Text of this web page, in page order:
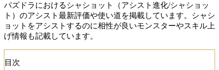
パズドラにおけるシャショット（アシスト進化/シャショッ
ト）のアシスト最新評価や使い道を掲載しています。シャシ
ョットをアシストするのに相性が良いモンスターやスキル上
げ情報も記載しています。
目次